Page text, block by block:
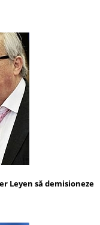
Leyen să demisioneze